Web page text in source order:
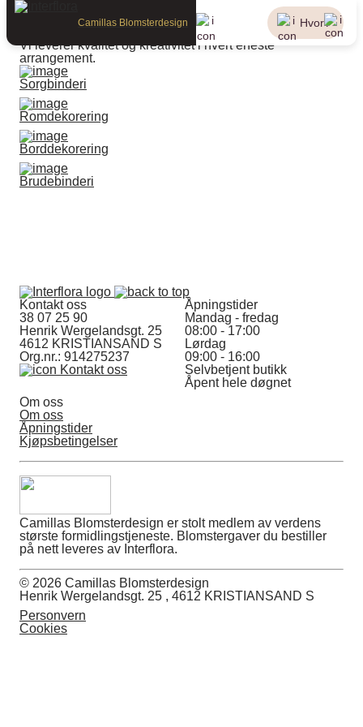
Camillas Blomsterdesign Hvor?
Tjenester
Vi skaper vakre og personlige blomsterarrangementer til
alle anledninger, nøye tilpasset dine ønsker og behov.
Vi leverer kvalitet og kreativitet i hvert eneste
arrangement.
Sorgbinderi
Romdekorering
Borddekorering
Brudebinderi
Kontakt oss
38 07 25 90
Henrik Wergelandsgt. 25
4612 KRISTIANSAND S
Org.nr.: 914275237
Kontakt oss
Åpningstider
Mandag - fredag
08:00 - 17:00
Lørdag
09:00 - 16:00
Selvbetjent butikk
Åpent hele døgnet
Om oss
Om oss
Åpningstider
Kjøpsbetingelser
Camillas Blomsterdesign er stolt medlem av verdens
største formidlingstjeneste. Blomstergaver du bestiller
på nett leveres av Interflora.
© 2026 Camillas Blomsterdesign
Henrik Wergelandsgt. 25 , 4612 KRISTIANSAND S
Personvern
Cookies